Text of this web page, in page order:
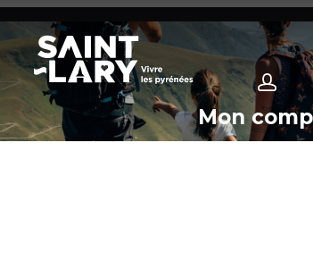
Mon